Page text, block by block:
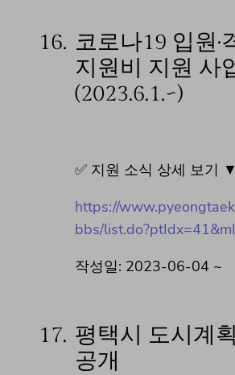
16. 코로나19 입원·
지원비 지원 사
(2023.6.1.~)
✅ 지원 소식 상세 보기 ▼
https://
bbs/
작성일: 2023-06-04 ~
17. 평택시 도시계
공개